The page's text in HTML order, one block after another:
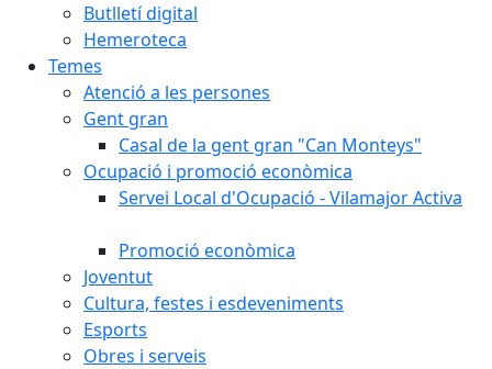
Butlletí digital
Hemeroteca
Temes
Atenció a les persones
Gent gran
Casal de la gent gran "Can Monteys"
Ocupació i promoció econòmica
Servei Local d'Ocupació - Vilamajor Activa
Promoció econòmica
Joventut
Cultura, festes i esdeveniments
Esports
Obres i serveis